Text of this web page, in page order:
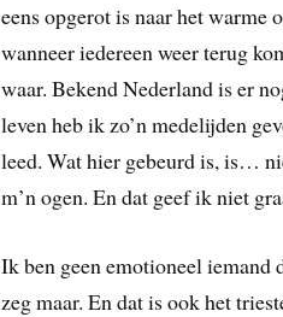
eens opgerot is naar het warme
wanneer iedereen weer terug
waar. Bekend Nederland is er
leven heb ik zo’n medelijden
leed. Wat hier gebeurd is, is…
m’n ogen. En dat geef ik niet
Ik ben geen emotioneel iemand
zeg maar. En dat is ook het